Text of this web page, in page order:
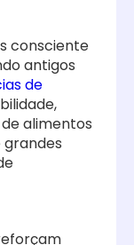
consciente
antigos
de
alimentos
grandes